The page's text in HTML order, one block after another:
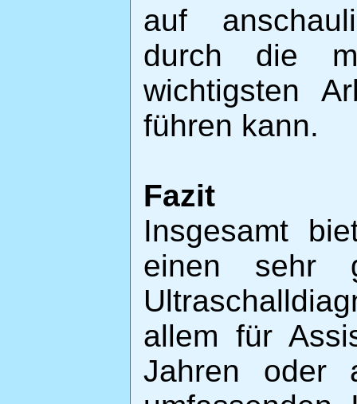
auf
durch die
wichtigsten
führen kann.
Fazit
Insgesamt
einen sehr
allem für
Jahren oder